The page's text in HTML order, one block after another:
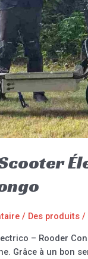
/ Des produits /
– Rooder
Grâce à un bon